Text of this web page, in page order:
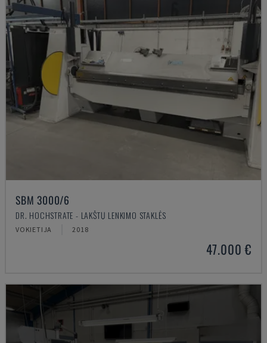
SBM 3000/6
DR. HOCHSTRATE - LAKŠTŲ LENKIMO STAKLĖS
VOKIETIJA 2018
47.000 €